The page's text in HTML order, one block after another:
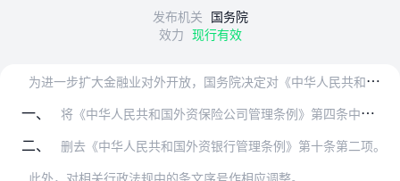
发布机关 国务院
效力 现行有效
为
进一步扩大金融业对外开放，国务院决定对《中华人民共和国外资保险公司管理条例》和《中华人民共和国外资银行管理条例》部分条款予以修改。
一、
将《中华人民共和国外资保险公司管理条例》第四条中的“中国保险监督管理委员会（以下简称中国保监会）”、“中国保监会”修改为“国务院保险监督管理机构”，第五条至第十…
二、
删去《中华人民共和国外资银行管理条例》第十条第二项。
此外，对相关行政法规中的条文序号作相应调整。